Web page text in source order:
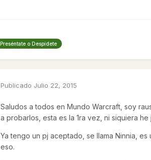
Preséntate o Despídete
Publicado Julio 22, 2015
Saludos a todos en Mundo Warcraft, soy
a probarlos, esta es la 1ra vez, ni siquiera
Ya tengo un pj aceptado, se llama Ninnia,
eso.